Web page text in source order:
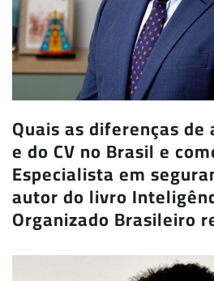
Quais as diferenças de
e do CV no Brasil e
Especialista em
autor do livro
Organizado Brasileiro